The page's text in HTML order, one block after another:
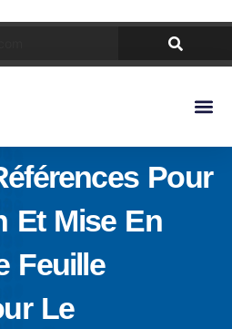
Pour
Et Mise En
Feuille
Le